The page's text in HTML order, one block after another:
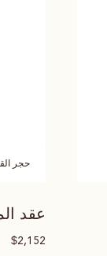
حجر
عقد
$2,152